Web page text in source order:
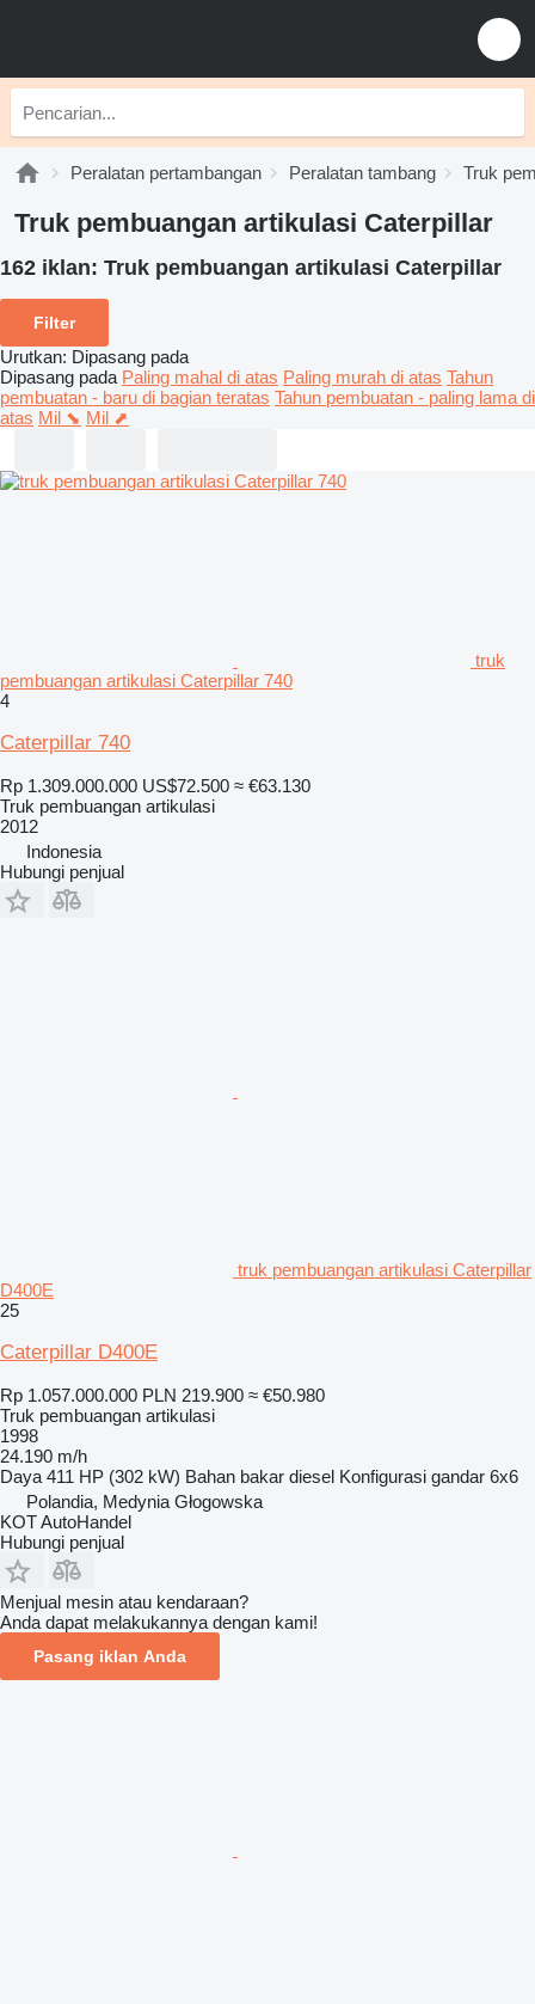
Peralatan pertambangan Peralatan tambang Truk
Truk pembuangan artikulasi Caterpillar
162 iklan: Truk pembuangan artikulasi Caterpillar
Filter
Urutkan: Dipasang pada
Dipasang pada Paling mahal di atas Paling murah di atas Tahun
pembuatan - baru di bagian teratas Tahun pembuatan - paling lama di
atas Mil ⬊ Mil ⬈
truk
pembuangan artikulasi Caterpillar 740
4
Caterpillar 740
Rp 1.309.000.000 US$72.500 ≈ €63.130
Truk pembuangan artikulasi
2012
Indonesia
Hubungi penjual
truk pembuangan artikulasi Caterpillar
D400E
25
Caterpillar D400E
Rp 1.057.000.000 PLN 219.900 ≈ €50.980
Truk pembuangan artikulasi
1998
24.190 m/h
Daya 411 HP (302 kW) Bahan bakar diesel Konfigurasi gandar 6x6
Polandia, Medynia Głogowska
KOT AutoHandel
Hubungi penjual
Menjual mesin atau kendaraan?
Anda dapat melakukannya dengan kami!
Pasang iklan Anda